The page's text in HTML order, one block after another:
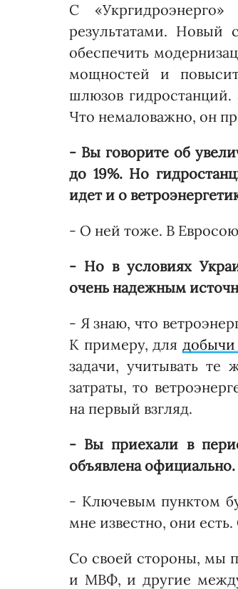
С
результатами. Новый
обеспечить
мощностей и
шлюзов
Что немаловажно, он
- Вы говорите об
до 19%. Но
идет и о
- О ней тоже. В
- Но в условиях
очень надежным
- Я знаю, что
К примеру, длядобычи
задачи, учитывать
затраты, то
на первый взгляд.
- Вы приехали в
объявлена
- Ключевым пунктом
мне известно, они
Со своей стороны, мы
и МВФ, и другие